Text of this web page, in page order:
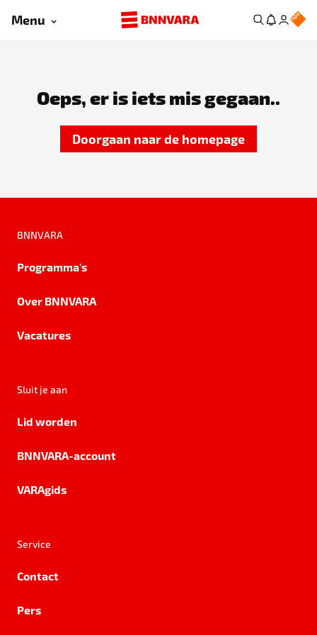
Menu
Oeps, er is iets mis gegaan..
Doorgaan naar de homepage
BNNVARA
Programma's
Over BNNVARA
Vacatures
Sluit je aan
Lid worden
BNNVARA-account
VARAgids
Service
Contact
Pers